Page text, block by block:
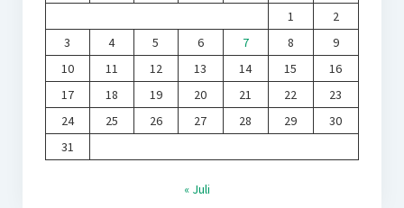
1
2
3
4 5 6 7 8
9
10
11 12 13 14 15
16
17
18 19 20 21 22
23
24
25 26 27 28 29
30
31
« Juli